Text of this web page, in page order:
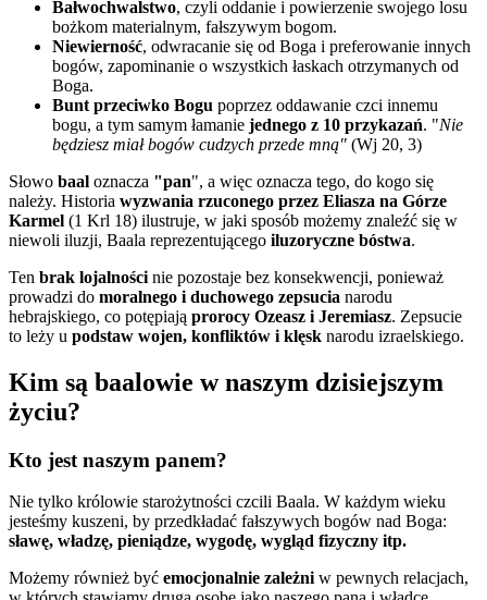
Bałwochwalstwo, czyli oddanie i powierzenie swojego losu
bożkom materialnym, fałszywym bogom.
Niewierność, odwracanie się od Boga i preferowanie innych
bogów, zapominanie o wszystkich łaskach otrzymanych od
Boga.
Bunt przeciwko Bogu poprzez oddawanie czci innemu
bogu, a tym samym łamanie jednego z 10 przykazań. "Nie
będziesz miał bogów cudzych przede mną" (Wj 20, 3)
Słowo baal oznacza "pan", a więc oznacza tego, do kogo się
należy. Historia wyzwania rzuconego przez Eliasza na Górze
Karmel (1 Krl 18) ilustruje, w jaki sposób możemy znaleźć się w
niewoli iluzji, Baala reprezentującego iluzoryczne bóstwa.
Ten brak lojalności nie pozostaje bez konsekwencji, ponieważ
prowadzi do moralnego i duchowego zepsucia narodu
hebrajskiego, co potępiają prorocy Ozeasz i Jeremiasz. Zepsucie
to leży u podstaw wojen, konfliktów i klęsk narodu izraelskiego.
Kim są baalowie w naszym dzisiejszym
życiu?
Kto jest naszym panem?
Nie tylko królowie starożytności czcili Baala. W każdym wieku
jesteśmy kuszeni, by przedkładać fałszywych bogów nad Boga:
sławę, władzę, pieniądze, wygodę, wygląd fizyczny itp.
Możemy również być emocjonalnie zależniw pewnych relacjach,